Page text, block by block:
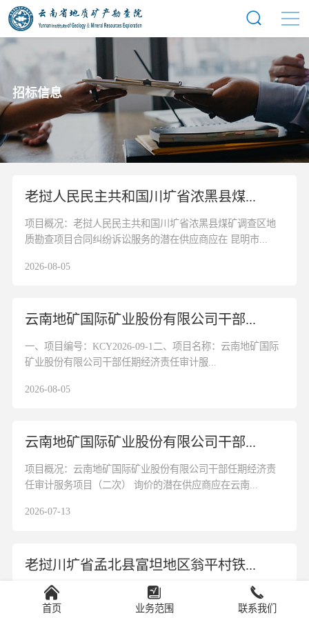
招标信息
老挝人民民主共和国川圹省浓黑县煤...
项目概况：老挝人民民主共和国川圹省浓黑县煤矿调查区地
质勘查项目合同纠纷诉讼服务的潜在供应商应在 昆明市...
2026-08-05
云南地矿国际矿业股份有限公司干部...
一、项目编号：KCY2026-09-1二、项目名称：云南地矿国际
矿业股份有限公司干部任期经济责任审计服...
2026-08-05
云南地矿国际矿业股份有限公司干部...
项目概况：云南地矿国际矿业股份有限公司干部任期经济责
任审计服务项目（二次） 询价的潜在供应商应在云南...
2026-07-13
老挝川圹省孟北县富坦地区翁平村铁...
一、项目编号：KCY2026-10二、项目名称：老挝川圹省孟北
县富坦地区翁平村铁多金属矿地质勘查土壤地...
首页 业务范围 联系我们